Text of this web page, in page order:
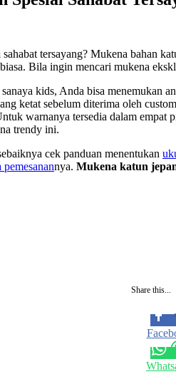
tersayang? Mukena bahan
Bila ingin mencari mukena
sanaya kids, Anda bisa menemukan
ketat sebelum diterima oleh
warnanya tersedia dalam
trendy ini.
cek panduan menentukan
pemesanannya. Mukena katun
Share this...